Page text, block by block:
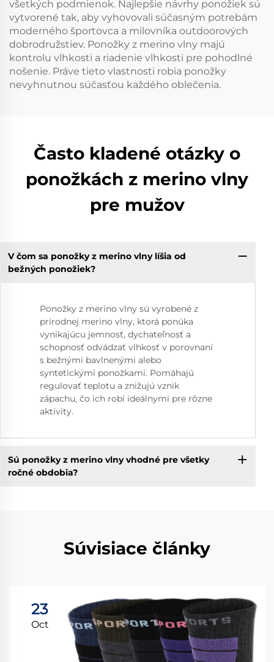
všetkých podmienok. Najlepšie návrhy ponožiek sú
vytvorené tak, aby vyhovovali súčasným potrebám
moderného športovca a milovníka outdoorových
dobrodružstiev. Ponožky z merino vlny majú
kontrolu vlhkosti a riadenie vlhkosti pre pohodlné
nošenie. Práve tieto vlastnosti robia ponožky
nevyhnutnou súčasťou každého oblečenia.
Často kladené otázky o
ponožkách z merino vlny
pre mužov
V čom sa ponožky z merino vlny líšia od
bežných ponožiek?
Ponožky z merino vlny sú vyrobené z
prírodnej merino vlny, ktorá ponúka
vynikajúcu jemnosť, dychateľnosť a
schopnosť odvádzať vlhkosť v porovnaní
s bežnými bavlnenými alebo
syntetickými ponožkami. Pomáhajú
regulovať teplotu a znižujú vznik
zápachu, čo ich robí ideálnymi pre rôzne
aktivity.
Sú ponožky z merino vlny vhodné pre všetky
ročné obdobia?
Súvisiace články
23
Oct